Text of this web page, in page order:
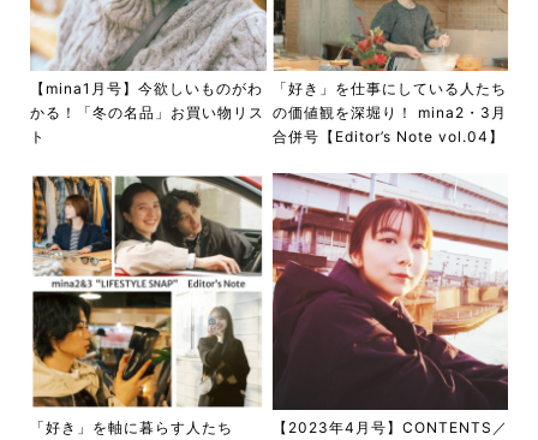
【mina1月号】今欲しいものがわ
かる！「冬の名品」お買い物リス
ト
「好き」を仕事にしている人たち
の価値観を深堀り！ mina2・3月
合併号【Editor’s Note vol.04】
「好き」を軸に暮らす人たち
【2023年4月号】CONTENTS／